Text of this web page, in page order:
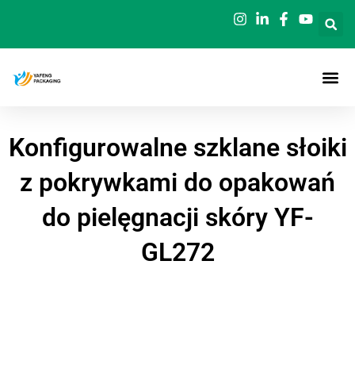
treści
Konfigurowalne szklane słoiki
z pokrywkami do opakowań
do pielęgnacji skóry YF-
GL272